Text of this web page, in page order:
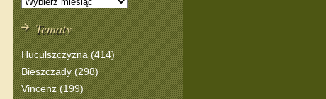
Tematy
Huculszczyzna (414)
Bieszczady (298)
Vincenz (199)